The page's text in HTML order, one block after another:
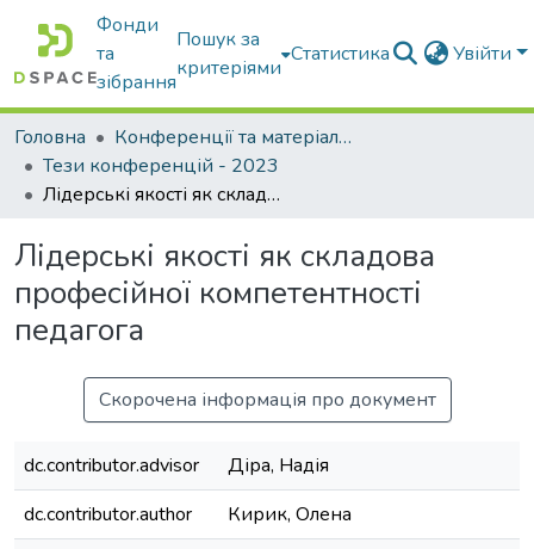
Фонди
та
зібрання
Пошук за
критеріями
Статистика Увійти
Головна
Конференції та матеріали конференцій
Тези конференцій - 2023
Лідерські якості як складова професійної компетентності педагога
Лідерські якості як складова
професійної компетентності
педагога
Скорочена інформація про документ
dc.contributor.advisor
Діра, Надія
dc.contributor.author
Кирик, Олена